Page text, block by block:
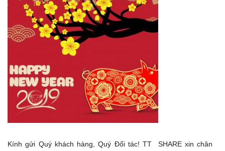
Kính gửi Quý khách hàng, Quý Đối tác! TT SHARE xin chân